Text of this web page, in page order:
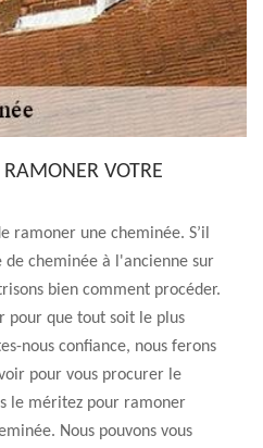
RAMONER VOTRE
ramoner une cheminée. S’il
cheminée à l'ancienne sur
bien comment procéder.
pour que tout soit le plus
nous confiance, nous ferons
pour vous procurer le
le méritez pour ramoner
Nous pouvons vous